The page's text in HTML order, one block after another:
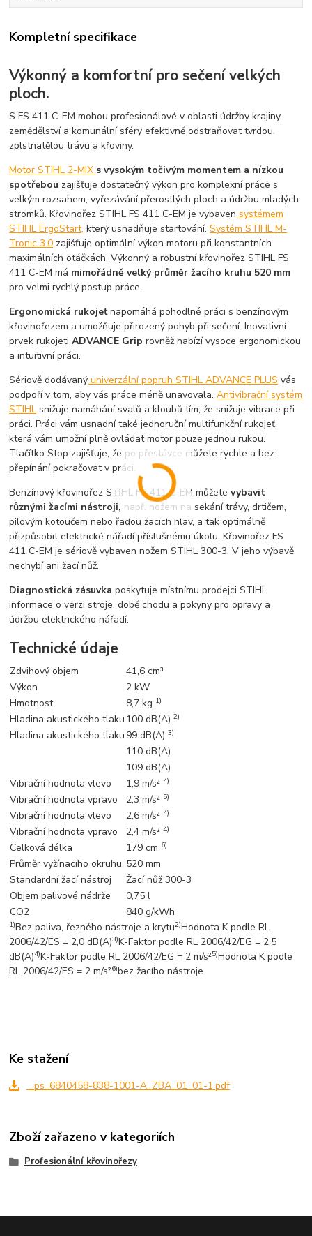
Kompletní specifikace
Výkonný a komfortní pro sečení velkých
ploch.
S FS 411 C-EM mohou profesionálové v oblasti údržby krajiny,
zemědělství a komunální sféry efektivně odstraňovat tvrdou,
zplstnatělou trávu a křoviny.
Motor STIHL 2-MIX s vysokým točivým momentem a nízkou
spotřebou zajišťuje dostatečný výkon pro komplexní práce s
velkým rozsahem, vyřezávání přerostlých ploch a údržbu mladých
stromků. Křovinořez STIHL FS 411 C-EM je vybaven systémem
STIHL ErgoStart, který usnadňuje startování.Systém STIHL M-
Tronic 3.0 zajišťuje optimální výkon motoru při konstantních
maximálních otáčkách. Výkonný a robustní křovinořez STIHL FS
411 C-EM má mimořádně velký průměr žacího kruhu 520 mm
pro velmi rychlý postup práce.
Ergonomická rukojeťnapomáhá pohodlné práci s benzínovým
křovinořezem a umožňuje přirozený pohyb při sečení. Inovativní
prvek rukojetiADVANCE Griprovněž nabízí vysoce ergonomickou
a intuitivní práci.
Sériově dodávaný univerzální popruh STIHL ADVANCE PLUS vás
podpoří v tom, aby vás práce méně unavovala.Antivibrační systém
STIHL snižuje namáhání svalů a kloubů tím, že snižuje vibrace při
práci. Práci vám usnadní také jednoruční multifunkční rukojeť,
která vám umožní plně ovládat motor pouze jednou rukou.
Tlačítko Stop zajišťuje, že po přestávce můžete rychle a bez
přepínání pokračovat v práci.
Benzínový křovinořez STIHL FS 411 C-EM můžetevybavit
různými žacími nástroji, např. nožem na sekání trávy, drtičem,
pilovým kotoučem nebo řadou žacích hlav, a tak optimálně
přizpůsobit elektrické nářadí příslušnému úkolu. Křovinořez FS
411 C-EM je sériově vybaven nožem STIHL 300-3. V jeho výbavě
nechybí ani žací nůž.
Diagnostická zásuvkaposkytuje místnímu prodejci STIHL
informace o verzi stroje, době chodu a pokyny pro opravy a
údržbu elektrického nářadí.
Technické údaje
Zdvihový objem
41,6 cm³
Výkon
2 kW
Hmotnost
8,7 kg 1)
Hladina akustického tlaku 100 dB(A)2)
Hladina akustického tlaku 99 dB(A)3)
110 dB(A)
109 dB(A)
Vibrační hodnota vlevo
1,9 m/s²4)
Vibrační hodnota vpravo 2,3 m/s² 5)
Vibrační hodnota vlevo 2,6 m/s²4)
Vibrační hodnota vpravo 2,4 m/s²4)
Celková délka 179 cm 6)
Průměr vyžínacího okruhu 520 mm
Standardní žací nástroj
Žací nůž 300-3
Objem palivové nádrže
0,75 l
CO2
840 g/kWh
1)Bez paliva, řezného nástroje a krytu2)Hodnota K podle RL
2006/42/ES = 2,0 dB(A)3)K-Faktor podle RL 2006/42/EG = 2,5
dB(A)4)K-Faktor podle RL 2006/42/EG = 2 m/s²5)Hodnota K podle
RL 2006/42/ES = 2 m/s²6)bez žacího nástroje
Ke stažení
_ps_6840458-838-1001-A_ZBA_01_01-1.pdf
Zboží zařazeno v kategoriích
Profesionální křovinořezy